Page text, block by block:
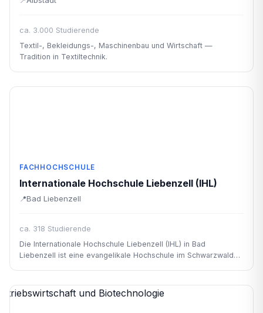
ca. 3.000 Studierende
Textil-, Bekleidungs-, Maschinenbau und Wirtschaft —
Tradition in Textiltechnik.
FACHHOCHSCHULE
Internationale Hochschule Liebenzell (IHL)
Bad Liebenzell
ca. 318 Studierende
Die Internationale Hochschule Liebenzell (IHL) in Bad
Liebenzell ist eine evangelikale Hochschule im Schwarzwald